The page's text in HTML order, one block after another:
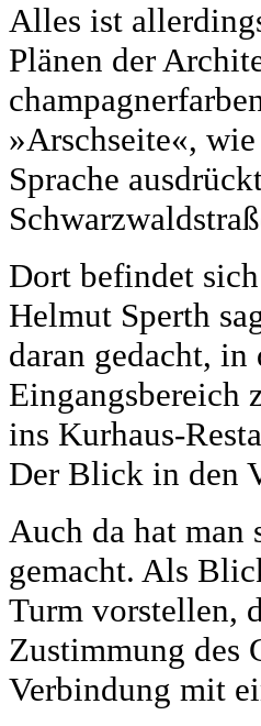
Alles ist
Plänen der
»Arschseite«,
Sprache
Dort befindet
Helmut Sperth
daran gedacht, in
Eingangsbereich
ins Kurhaus-
Der Blick in den
Auch da hat man
gemacht. Als
Turm vorstellen,
Zustimmung des
Verbindung mit